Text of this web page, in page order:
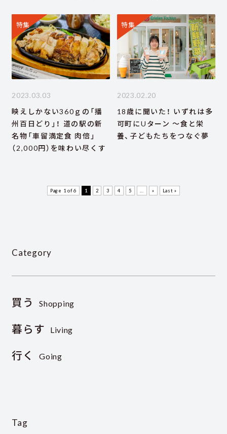
特集
2023.03.03
映えしかない360ｇの「播
州百日どり」！ 道の駅の新
名物「車留満定食 肉倍」
（2,000円）を味わい尽くす
特集
2023.02.20
18歳に聞いた！ いずれは多
可町にUターン ～食と栄
養、子どもたちをつなぐ夢
Page 1 of 6 1 2 3 4 5 ... » Last »
Category
買う Shopping
暮らす Living
行く Going
Tag